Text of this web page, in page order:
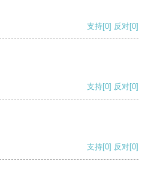
支持[0] 反对[0]
支持[0] 反对[0]
支持[0] 反对[0]